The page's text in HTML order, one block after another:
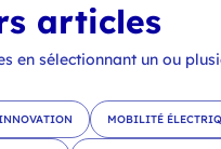
articles
en sélectionnant un ou
MOBILITÉ